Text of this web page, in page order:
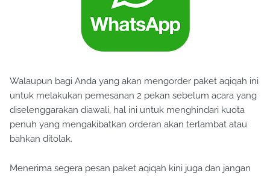
Walaupun bagi Anda yang akan mengorder paket aqiqah ini
untuk melakukan pemesanan 2 pekan sebelum acara yang
diselenggarakan diawali, hal ini untuk menghindari kuota
penuh yang mengakibatkan orderan akan terlambat atau
bahkan ditolak.
Menerima segera pesan paket aqiqah kini juga dan jangan